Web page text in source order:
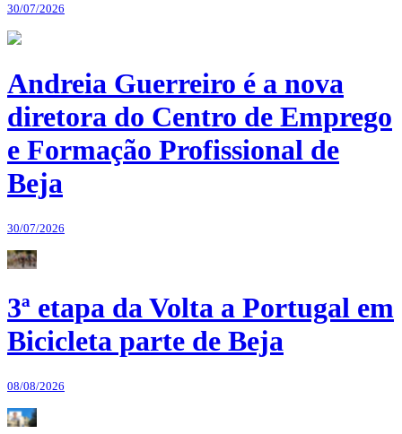
30/07/2026
Andreia Guerreiro é a nova
diretora do Centro de Emprego
e Formação Profissional de
Beja
30/07/2026
3ª etapa da Volta a Portugal em
Bicicleta parte de Beja
08/08/2026